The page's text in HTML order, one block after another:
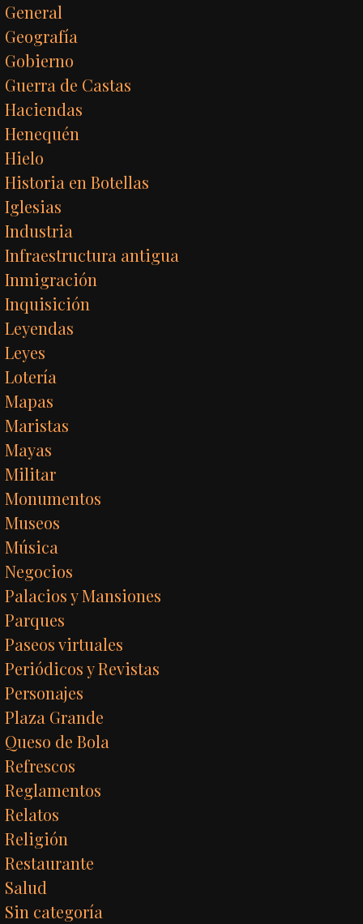
General
Geografía
Gobierno
Guerra de Castas
Haciendas
Henequén
Hielo
Historia en Botellas
Iglesias
Industria
Infraestructura antigua
Inmigración
Inquisición
Leyendas
Leyes
Lotería
Mapas
Maristas
Mayas
Militar
Monumentos
Museos
Música
Negocios
Palacios y Mansiones
Parques
Paseos virtuales
Periódicos y Revistas
Personajes
Plaza Grande
Queso de Bola
Refrescos
Reglamentos
Relatos
Religión
Restaurante
Salud
Sin categoría